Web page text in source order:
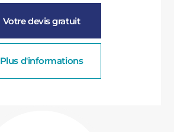
Votre devis gratuit
Plus d'informations